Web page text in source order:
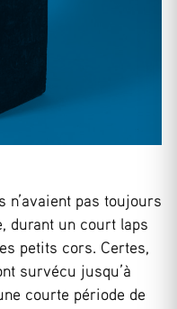
n’avaient pas toujours
durant un court laps
petits cors. Certes,
survécu jusqu’à
courte période de